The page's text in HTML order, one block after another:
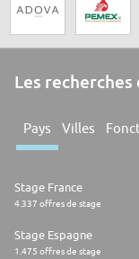
Les
Pays Villes
Stage France
4.337 offres de stage
Stage Espagne
1.475 offres de stage